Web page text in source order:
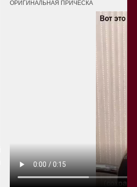
ОРИГИНАЛЬНАЯ ПРИЧЕСКА